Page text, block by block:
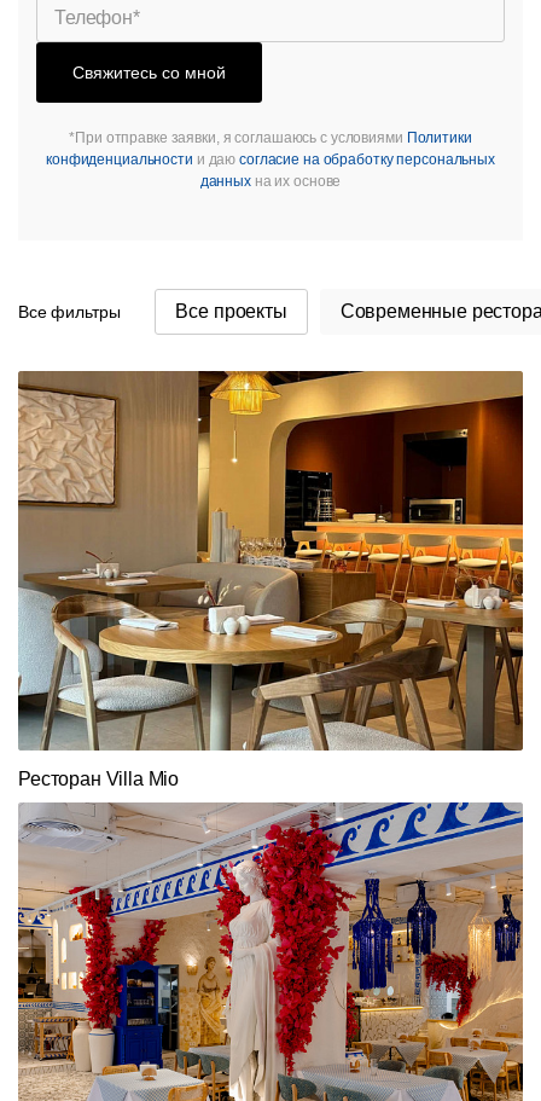
Свяжитесь со мной
*При отправке заявки, я соглашаюсь с условиями Политики
конфиденциальности и даюсогласие на обработку персональных
данныхна их основе
Все фильтры Все проекты Современные
Ресторан Villa Mio